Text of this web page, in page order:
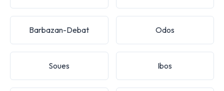
Barbazan-Debat Odos
Soues Ibos